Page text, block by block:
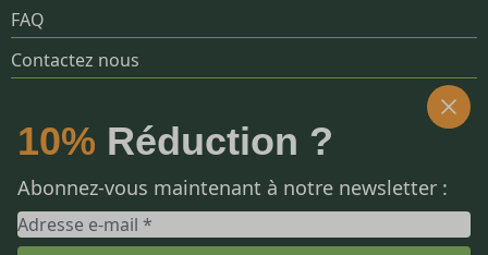
10% Réduction ?
Abonnez-vous maintenant à notre newsletter :
FAQ
Contactez nous